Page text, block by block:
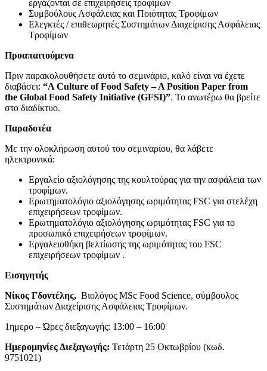
εργάζονται σε επιχειρήσεις τροφίμων
Συμβούλους Ασφάλειας και Ποιότητας Τροφίμων
Ελεγκτές / επιθεωρητές Συστημάτων Διαχείρισης Ασφάλειας
Τροφίμων
Προαπαιτούμενα
Πριν παρακολουθήσετε αυτό το σεμινάριο, καλό είναι να έχετε
διαβάσει: “A Culture of Food Safety – A Position Paper from
the Global Food Safety Initiative (GFSI)”. Το ανωτέρω θα βρείτε
στο διαδίκτυο.
Παραδοτέα
Με την ολοκλήρωση αυτού του σεμιναρίου, θα λάβετε
ηλεκτρονικά:
Εργαλείο αξιολόγησης της κουλτούρας για την ασφάλεια των
τροφίμων.
Ερωτηματολόγιο αξιολόγησης ωριμότητας FSC για στελέχη
επιχειρήσεων τροφίμων.
Ερωτηματολόγιο αξιολόγησης ωριμότητας FSC για το
προσωπικό επιχειρήσεων τροφίμων.
Εργαλειοθήκη βελτίωσης της ωριμότητας του FSC
επιχειρήσεων τροφίμων .
Εισηγητής
Νίκος Γδοντέλης, Βιολόγος MSc Food Science, σύμβουλος
Συστημάτων Διαχείρισης Ασφάλειας Τροφίμων.
1ημερο – Ώρες διεξαγωγής: 13:00 – 16:00
Ημερομηνίες Διεξαγωγής: Τετάρτη 25 Οκτωβρίου (κωδ.
9751021)